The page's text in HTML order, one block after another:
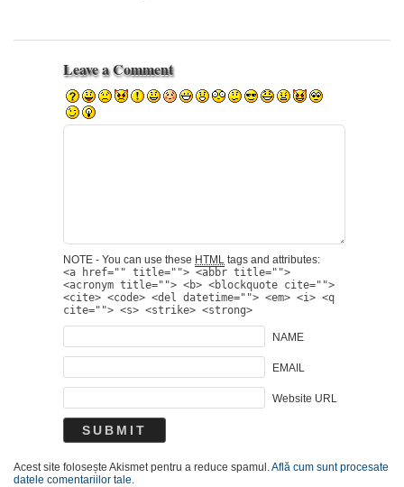
Leave a Comment
NOTE - You can use these HTML tags and attributes:
<a href="" title=""> <abbr title="">
<acronym title=""> <b> <blockquote cite="">
<cite> <code> <del datetime=""> <em> <i> <q
cite=""> <s> <strike> <strong>
NAME
EMAIL
Website URL
Acest site folosește Akismet pentru a reduce spamul. Află cum sunt procesate
datele comentariilor tale